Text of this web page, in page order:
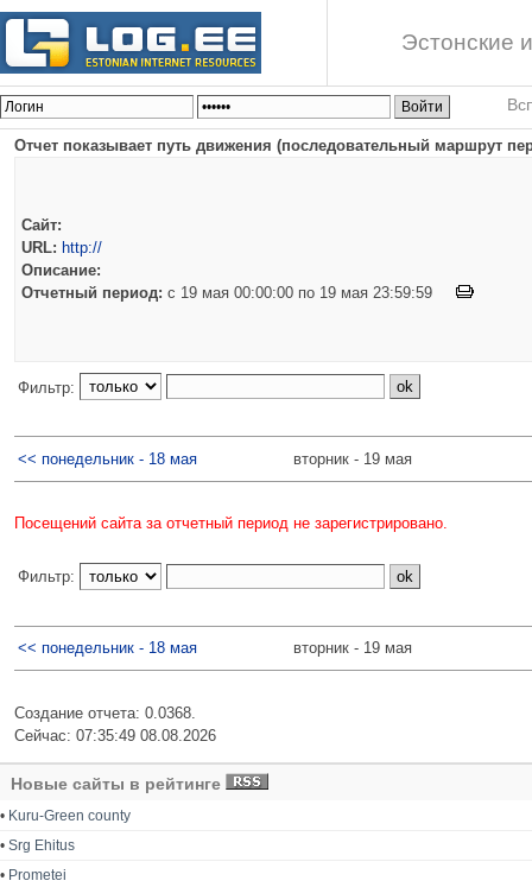
Эстонские
Отчет показывает путь движения (последовательный маршрут
Сайт:
URL: http://
Описание:
Отчетный период: c 19 мая 00:00:00 по 19 мая 23:59:59
Фильтр:
<< понедельник - 18 мая вторник - 19 мая
Посещений сайта за отчетный период не зарегистрировано.
Фильтр:
<< понедельник - 18 мая вторник - 19 мая
Создание отчета: 0.0368.
Сейчас: 07:35:49 08.08.2026
Новые сайты в рейтинге
• Kuru-Green county
• Srg Ehitus
• Prometei